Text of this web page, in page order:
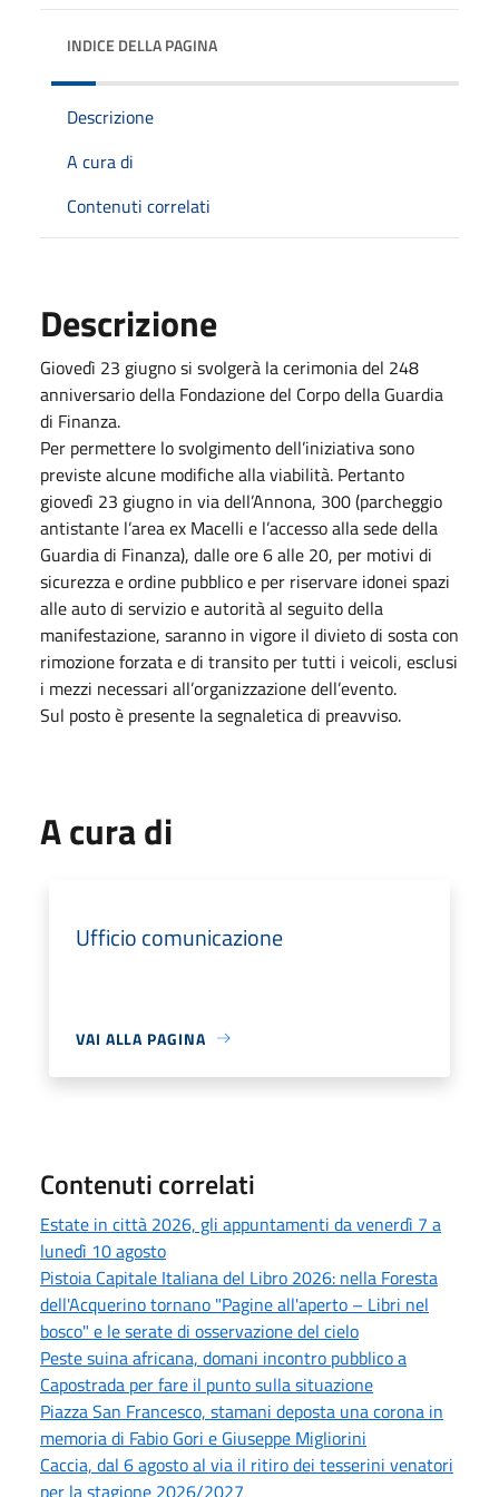
INDICE DELLA PAGINA
Descrizione
A cura di
Contenuti correlati
Descrizione
Giovedì 23 giugno si svolgerà la cerimonia del 248
anniversario della Fondazione del Corpo della Guardia
di Finanza.
Per permettere lo svolgimento dell’iniziativa sono
previste alcune modifiche alla viabilità. Pertanto
giovedì 23 giugno in via dell’Annona, 300 (parcheggio
antistante l’area ex Macelli e l’accesso alla sede della
Guardia di Finanza), dalle ore 6 alle 20, per motivi di
sicurezza e ordine pubblico e per riservare idonei spazi
alle auto di servizio e autorità al seguito della
manifestazione, saranno in vigore il divieto di sosta con
rimozione forzata e di transito per tutti i veicoli, esclusi
i mezzi necessari all’organizzazione dell’evento.
Sul posto è presente la segnaletica di preavviso.
A cura di
Ufficio comunicazione
VAI ALLA PAGINA
Contenuti correlati
Estate in città 2026, gli appuntamenti da venerdì 7 a
lunedì 10 agosto
Pistoia Capitale Italiana del Libro 2026: nella Foresta
dell'Acquerino tornano "Pagine all'aperto – Libri nel
bosco" e le serate di osservazione del cielo
Peste suina africana, domani incontro pubblico a
Capostrada per fare il punto sulla situazione
Piazza San Francesco, stamani deposta una corona in
memoria di Fabio Gori e Giuseppe Migliorini
Caccia, dal 6 agosto al via il ritiro dei tesserini venatori
per la stagione 2026/2027